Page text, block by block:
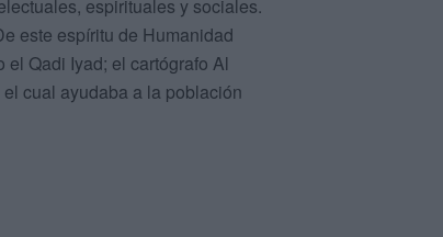
espirituales y sociales.
este espíritu de Humanidad
Qadi Iyad; el cartógrafo Al
cual ayudaba a la población